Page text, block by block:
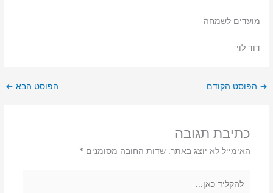
מועדים לשמחה
דוד לוי
→ הפוסט הקודם הפוסט הבא ←
כתיבת תגובה
האימייל לא יוצג באתר. שדות החובה מסומנים *
כאן...